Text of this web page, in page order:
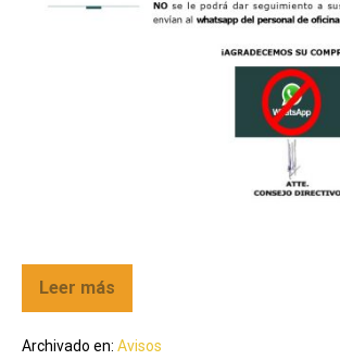
Leer más
Archivado en: Avisos